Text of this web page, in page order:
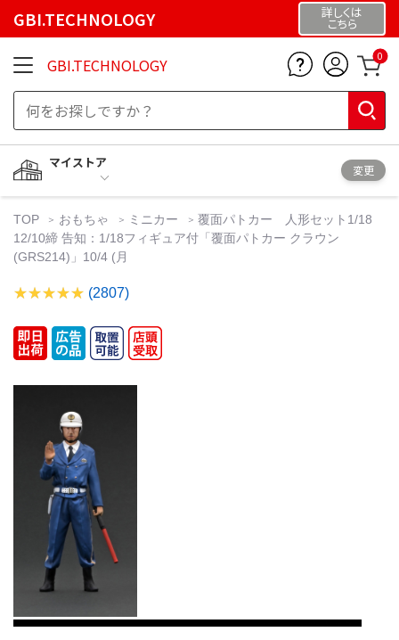
GBI.TECHNOLOGY 詳しくは
こちら
GBI.TECHNOLOGY 0
マイストア
変更
TOP おもちゃ ミニカー
覆面パトカー 人形セット1/18
12/10締 告知：1/18フィギュア付「覆面パトカー クラウン
(GRS214)」10/4 (月
(2807)